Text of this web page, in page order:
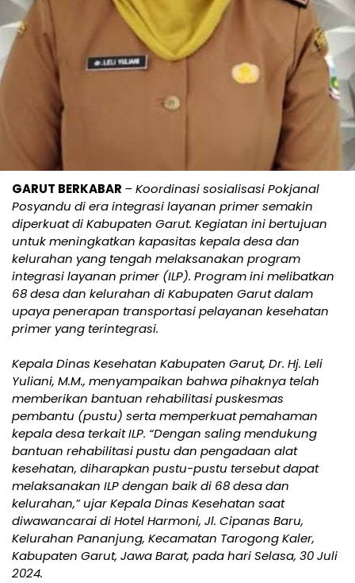
GARUT BERKABAR – Koordinasi sosialisasi Pokjanal
Posyandu di era integrasi layanan primer semakin
diperkuat di Kabupaten Garut. Kegiatan ini bertujuan
untuk meningkatkan kapasitas kepala desa dan
kelurahan yang tengah melaksanakan program
integrasi layanan primer (ILP). Program ini melibatkan
68 desa dan kelurahan di Kabupaten Garut dalam
upaya penerapan transportasi pelayanan kesehatan
primer yang terintegrasi.
Kepala Dinas Kesehatan Kabupaten Garut, Dr. Hj. Leli
Yuliani, M.M., menyampaikan bahwa pihaknya telah
memberikan bantuan rehabilitasi puskesmas
pembantu (pustu) serta memperkuat pemahaman
kepala desa terkait ILP. “Dengan saling mendukung
bantuan rehabilitasi pustu dan pengadaan alat
kesehatan, diharapkan pustu-pustu tersebut dapat
melaksanakan ILP dengan baik di 68 desa dan
kelurahan,” ujar Kepala Dinas Kesehatan saat
diwawancarai di Hotel Harmoni, Jl. Cipanas Baru,
Kelurahan Pananjung, Kecamatan Tarogong Kaler,
Kabupaten Garut, Jawa Barat, pada hari Selasa, 30 Juli
2024.